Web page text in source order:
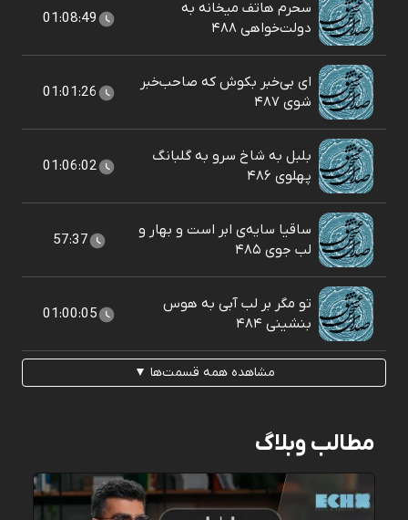
سحرم هاتف میخانه به
دولت‌خواهی ۴۸۸
01:08:49
ای بی‌خبر بکوش که صاحب‌خبر
شوی ۴۸۷
01:01:26
بلبل به شاخ سرو به گلبانگ
پهلوی ۴۸۶
01:06:02
ساقیا سایه‌ی ابر است و بهار و
لب جوی ۴۸۵
57:37
تو مگر بر لب آبی به هوس
بنشينی ۴۸۴
01:00:05
مشاهده همه قسمت‌ها ▼
مطالب وبلاگ